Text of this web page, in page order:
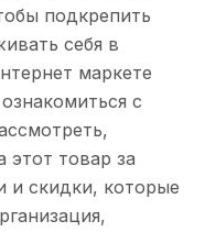
подкрепить
себя в
маркете
с
этот товар за
и скидки, которые